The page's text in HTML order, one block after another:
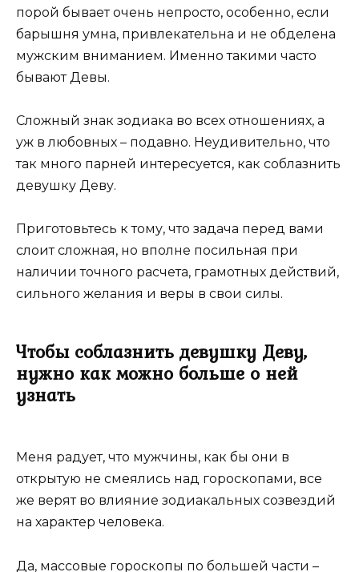
порой бывает очень непросто, особенно, если
барышня умна, привлекательна и не обделена
мужским вниманием. Именно такими часто
бывают Девы.
Сложный знак зодиака во всех отношениях, а
уж в любовных – подавно. Неудивительно, что
так много парней интересуется, как соблазнить
девушку Деву.
Приготовьтесь к тому, что задача перед вами
слоит сложная, но вполне посильная при
наличии точного расчета, грамотных действий,
сильного желания и веры в свои силы.
Чтобы соблазнить девушку Деву,
нужно как можно больше о ней
узнать
Меня радует, что мужчины, как бы они в
открытую не смеялись над гороскопами, все
же верят во влияние зодиакальных созвездий
на характер человека.
Да, массовые гороскопы по большей части –